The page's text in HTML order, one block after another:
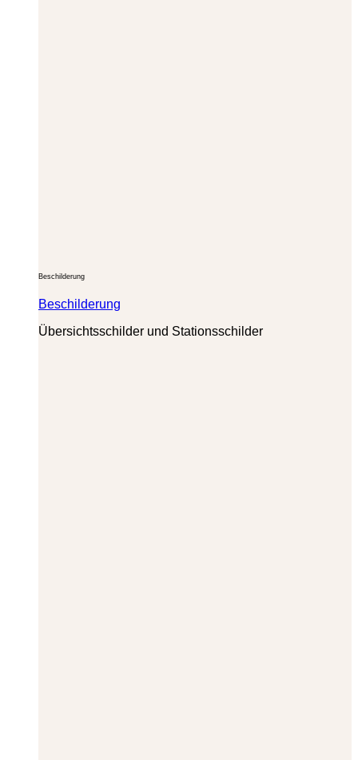
Beschilderung
Beschilderung
Übersichtsschilder und Stationsschilder